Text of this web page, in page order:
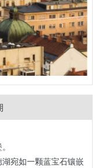
宛如一颗蓝宝石镶嵌